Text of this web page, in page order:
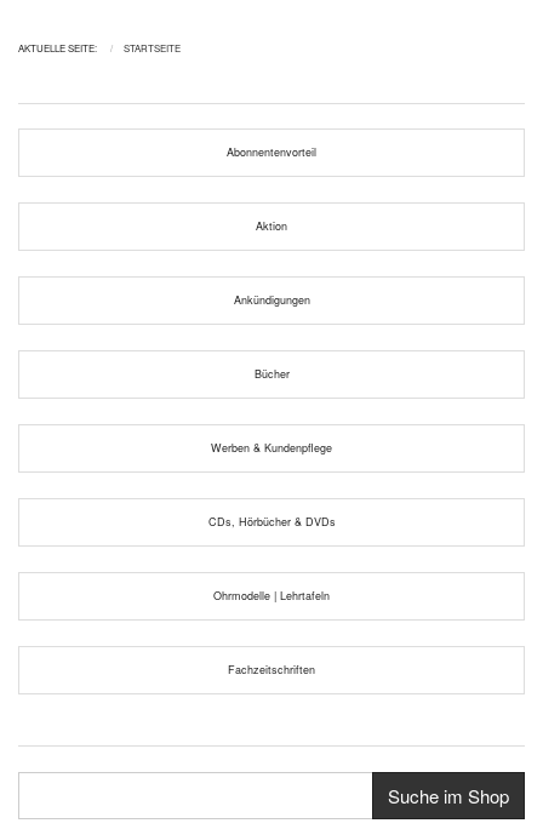
AKTUELLE SEITE: STARTSEITE
Abonnentenvorteil
Aktion
Ankündigungen
Bücher
Werben & Kundenpflege
CDs, Hörbücher & DVDs
Ohrmodelle | Lehrtafeln
Fachzeitschriften
Suche im Shop